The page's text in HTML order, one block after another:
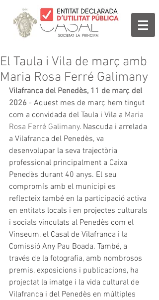
El Taula i Vila de març amb
Maria Rosa Ferré Galimany
Vilafranca del Penedès, 11 de març del
2026 - Aquest mes de març hem tingut
com a convidada del Taula i Vila a Maria
Rosa Ferré Galimany. Nascuda i arrelada
a Vilafranca del Penedès, va
desenvolupar la seva trajectòria
professional principalment a Caixa
Penedès durant 40 anys. El seu
compromís amb el municipi es
reflecteix també en la participació activa
en entitats locals i en projectes culturals
i socials vinculats al Penedès com el
Vinseum, el Casal de Vilafranca i la
Comissió Any Pau Boada. També, a
través de la fotografia, amb nombrosos
premis, exposicions i publicacions, ha
projectat la imatge i la vida cultural de
Vilafranca i del Penedès en múltiples